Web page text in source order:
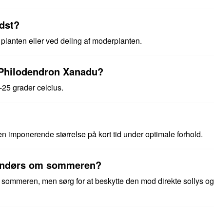
eller ved deling af moderplanten.
Xanadu?
grader celcius.
imponerende størrelse på kort tid under optimale forhold.
om sommeren?
men sørg for at beskytte den mod direkte sollys og